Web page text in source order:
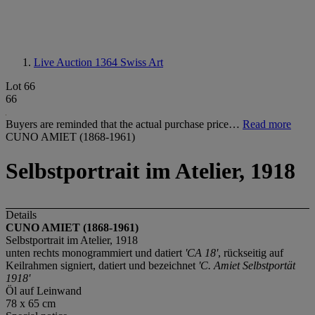
Live Auction 1364 Swiss Art
Lot 66
66
Buyers are reminded that the actual purchase price… Read more
CUNO AMIET (1868-1961)
Selbstportrait im Atelier, 1918
Details
CUNO AMIET (1868-1961)
Selbstportrait im Atelier, 1918
unten rechts monogrammiert und datiert 'CA 18', rückseitig auf
Keilrahmen signiert, datiert und bezeichnet 'C. Amiet Selbstportät
1918'
Öl auf Leinwand
78 x 65 cm